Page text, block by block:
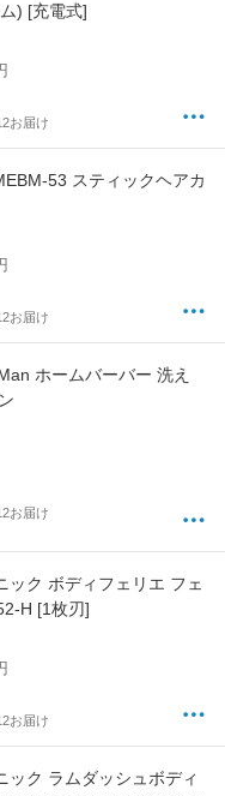
) [充電式]
お届け
53 スティックヘアカ
お届け
ホームバーバー 洗え
お届け
ック ボディフェリエ フェ
H [1枚刃]
お届け
ック ラムダッシュボディ